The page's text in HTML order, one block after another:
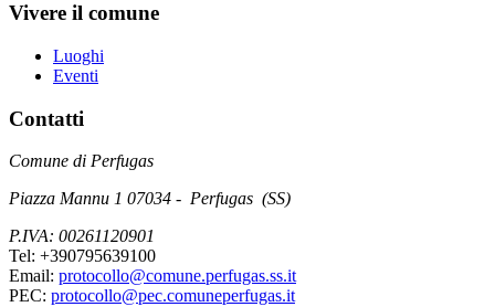
Vivere il comune
Luoghi
Eventi
Contatti
Comune di Perfugas
Piazza Mannu 1 07034 - Perfugas (SS)
P.IVA: 00261120901
Tel: +390795639100
Email: protocollo@comune.perfugas.ss.it
PEC: protocollo@pec.comuneperfugas.it